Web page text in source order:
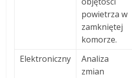
powietrza w
zamkniętej
komorze.
Elektroniczny
Analiza
zmian